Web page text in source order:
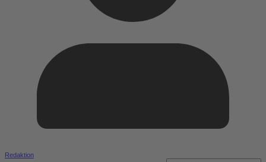
Redaktion